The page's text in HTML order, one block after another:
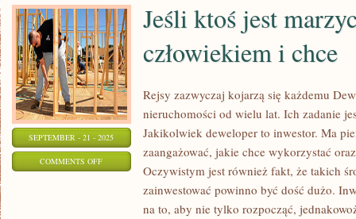
SEPTEMBER - 21 - 2025
COMMENTS OFFON
Jeśli ktoś jest
człowiekiem i chce
Rejsy zazwyczaj kojarzą się każdemu
nieruchomości od wielu lat. Ich zadanie
Jakikolwiek deweloper to inwestor. Ma
zaangażować, jakie chce wykorzystać
Oczywistym jest również fakt, że takich
zainwestować powinno być dość dużo.
na to, aby nie tylko rozpocząć,